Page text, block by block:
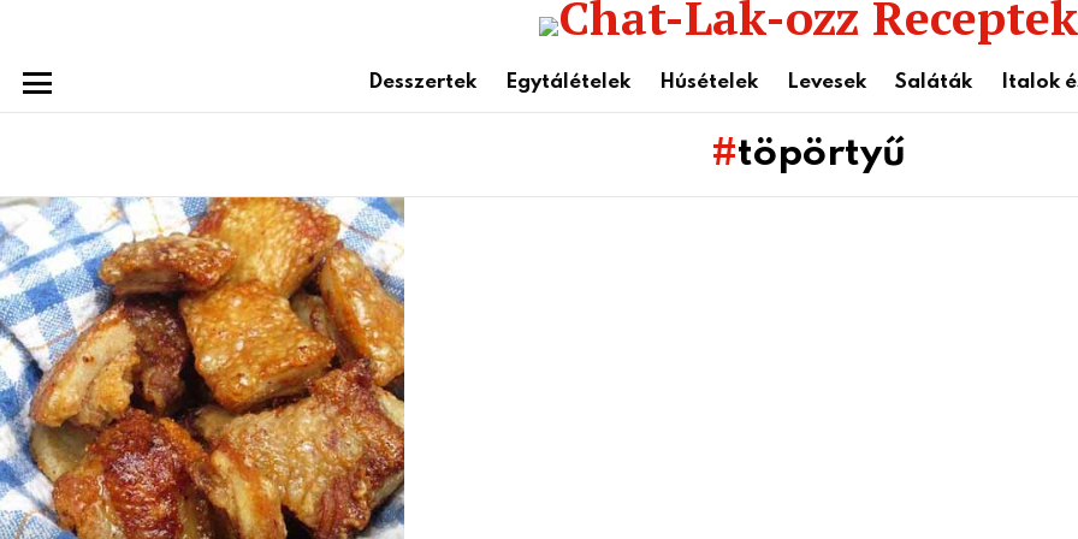
Desszertek Egytálételek Húsételek Levesek Saláták Italok
töpörtyű
Subterms
Latest
stories